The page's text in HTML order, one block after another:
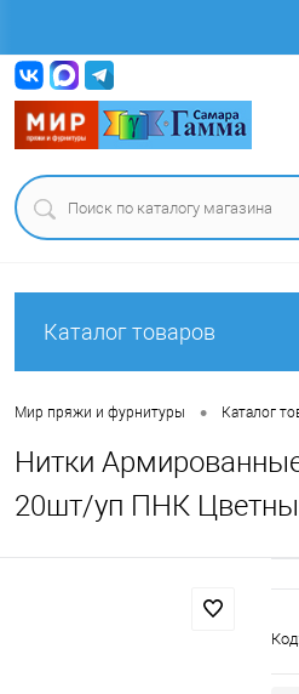
Каталог товаров
Мир пряжи и фурнитуры • Каталог
Нитки
20шт/уп ПНК
Код: